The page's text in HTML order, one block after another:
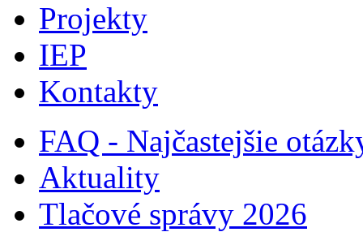
Projekty
IEP
Kontakty
FAQ - Najčastejšie
Aktuality
Tlačové správy 2026